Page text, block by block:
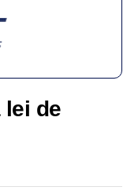
lei de